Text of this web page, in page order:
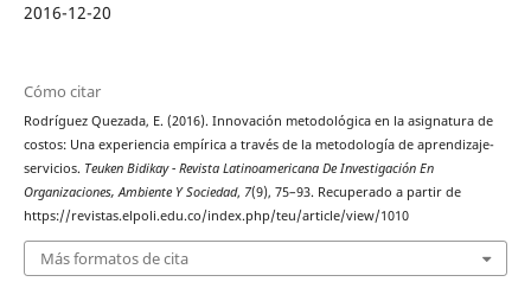
2016-12-20
Cómo citar
Rodríguez Quezada, E. (2016). Innovación metodológica en la asignatura de
costos: Una experiencia empírica a través de la metodología de aprendizaje-
servicios. Teuken Bidikay - Revista Latinoamericana De Investigación En
Organizaciones, Ambiente Y Sociedad, 7(9), 75–93. Recuperado a partir de
https://revistas.elpoli.edu.co/index.php/teu/article/view/1010
Más formatos de cita